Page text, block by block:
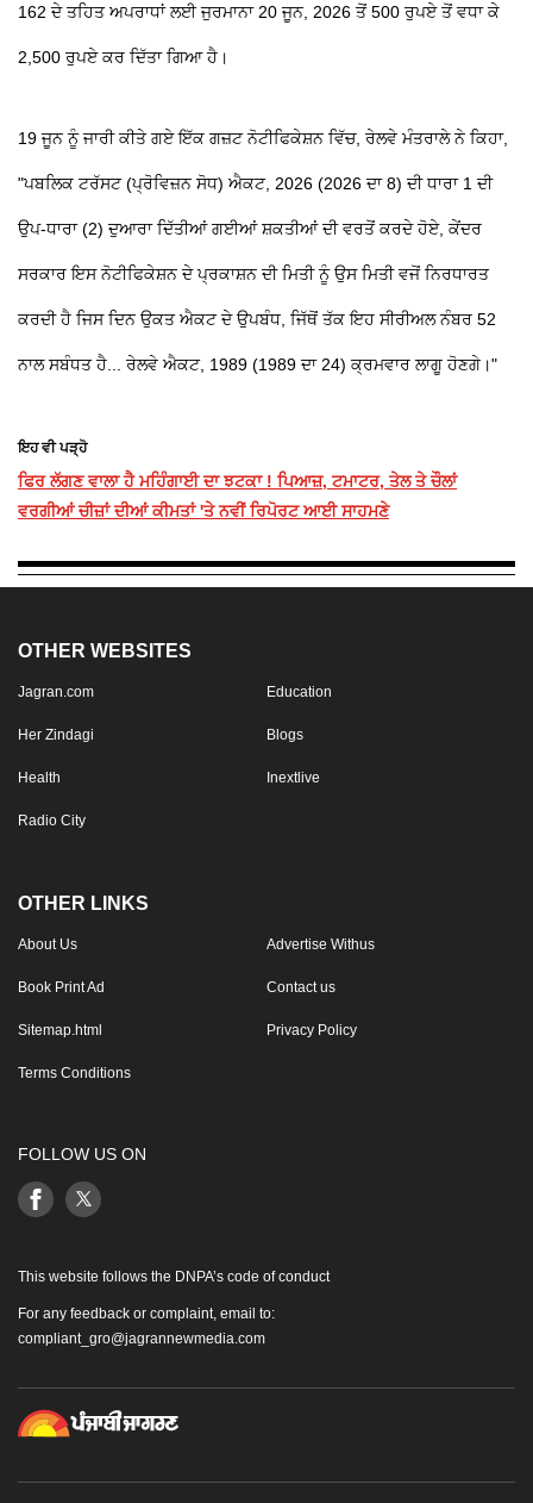
162 ਦੇ ਤਹਿਤ ਅਪਰਾਧਾਂ ਲਈ ਜੁਰਮਾਨਾ 20 ਜੂਨ, 2026 ਤੋਂ 500 ਰੁਪਏ ਤੋਂ ਵਧਾ ਕੇ
2,500 ਰੁਪਏ ਕਰ ਦਿੱਤਾ ਗਿਆ ਹੈ।
19 ਜੂਨ ਨੂੰ ਜਾਰੀ ਕੀਤੇ ਗਏ ਇੱਕ ਗਜ਼ਟ ਨੋਟੀਫਿਕੇਸ਼ਨ ਵਿੱਚ, ਰੇਲਵੇ ਮੰਤਰਾਲੇ ਨੇ ਕਿਹਾ,
"ਪਬਲਿਕ ਟਰੱਸਟ (ਪ੍ਰੋਵਿਜ਼ਨ ਸੋਧ) ਐਕਟ, 2026 (2026 ਦਾ 8) ਦੀ ਧਾਰਾ 1 ਦੀ
ਉਪ-ਧਾਰਾ (2) ਦੁਆਰਾ ਦਿੱਤੀਆਂ ਗਈਆਂ ਸ਼ਕਤੀਆਂ ਦੀ ਵਰਤੋਂ ਕਰਦੇ ਹੋਏ, ਕੇਂਦਰ
ਸਰਕਾਰ ਇਸ ਨੋਟੀਫਿਕੇਸ਼ਨ ਦੇ ਪ੍ਰਕਾਸ਼ਨ ਦੀ ਮਿਤੀ ਨੂੰ ਉਸ ਮਿਤੀ ਵਜੋਂ ਨਿਰਧਾਰਤ
ਕਰਦੀ ਹੈ ਜਿਸ ਦਿਨ ਉਕਤ ਐਕਟ ਦੇ ਉਪਬੰਧ, ਜਿੱਥੋਂ ਤੱਕ ਇਹ ਸੀਰੀਅਲ ਨੰਬਰ 52
ਨਾਲ ਸਬੰਧਤ ਹੈ... ਰੇਲਵੇ ਐਕਟ, 1989 (1989 ਦਾ 24) ਕ੍ਰਮਵਾਰ ਲਾਗੂ ਹੋਣਗੇ।"
ਇਹ ਵੀ ਪੜ੍ਹੋ
ਫਿਰ ਲੱਗਣ ਵਾਲਾ ਹੈ ਮਹਿੰਗਾਈ ਦਾ ਝਟਕਾ ! ਪਿਆਜ਼, ਟਮਾਟਰ, ਤੇਲ ਤੇ ਚੌਲਾਂ
ਵਰਗੀਆਂ ਚੀਜ਼ਾਂ ਦੀਆਂ ਕੀਮਤਾਂ 'ਤੇ ਨਵੀਂ ਰਿਪੋਰਟ ਆਈ ਸਾਹਮਣੇ
OTHER WEBSITES
Jagran.com Education
Her Zindagi Blogs
Health Inextlive
Radio City
OTHER LINKS
About Us Advertise Withus
Book Print Ad Contact us
Sitemap.html Privacy Policy
Terms Conditions
FOLLOW US ON
This website follows the DNPA’s code of conduct
For any feedback or complaint, email to:
compliant_gro@jagrannewmedia.com